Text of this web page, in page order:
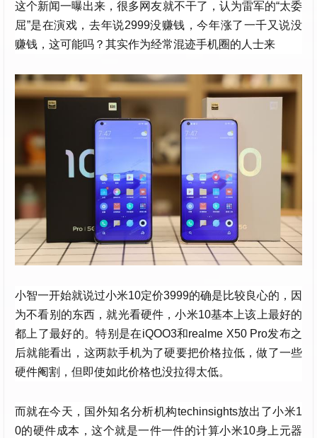
这个新闻一曝出来，很多网友就不干了，认为雷军的“太委
屈”是在演戏，去年说2999没赚钱，今年涨了一千又说没
赚钱，这可能吗？其实作为经常混迹手机圈的人士来
小智一开始就说过小米10定价3999的确是比较良心的，因
为不看别的东西，就光看硬件，小米10基本上该上最好的
都上了最好的。特别是在iQOO3和realme X50 Pro发布之
后就能看出，这两款手机为了硬要把价格拉低，做了一些
硬件阉割，但即使如此价格也没拉得太低。
而就在今天，国外知名分析机构techinsights放出了小米1
0的硬件成本，这个就是一件一件的计算小米10身上元器